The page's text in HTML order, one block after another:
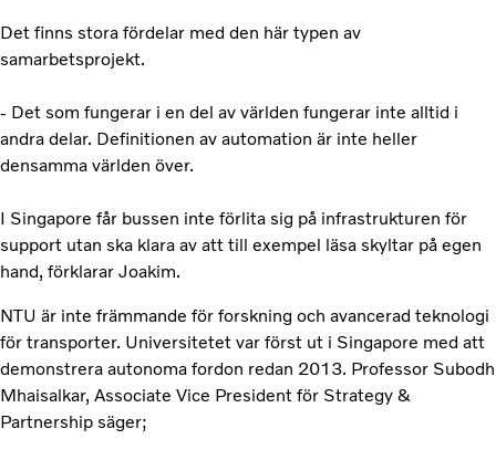
Det finns stora fördelar med den här typen av
samarbetsprojekt.
- Det som fungerar i en del av världen fungerar inte alltid i
andra delar. Definitionen av automation är inte heller
densamma världen över.
I Singapore får bussen inte förlita sig på infrastrukturen för
support utan ska klara av att till exempel läsa skyltar på egen
hand, förklarar Joakim.
NTU är inte främmande för forskning och avancerad teknologi
för transporter. Universitetet var först ut i Singapore med att
demonstrera autonoma fordon redan 2013. Professor Subodh
Mhaisalkar, Associate Vice President för Strategy &
Partnership säger;